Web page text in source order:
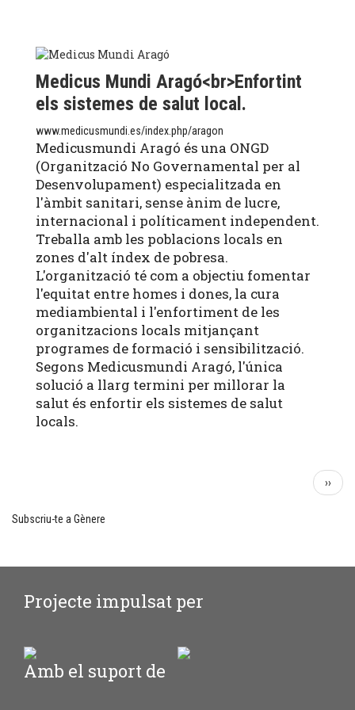
Medicus Mundi Aragó<br>Enfortint
els sistemes de salut local.
www.medicusmundi.es/index.php/aragon
Medicusmundi Aragó és una ONGD
(Organització No Governamental per al
Desenvolupament) especialitzada en
l'àmbit sanitari, sense ànim de lucre,
internacional i políticament independent.
Treballa amb les poblacions locals en
zones d'alt índex de pobresa.
L'organització té com a objectiu fomentar
l'equitat entre homes i dones, la cura
mediambiental i l'enfortiment de les
organitzacions locals mitjançant
programes de formació i sensibilització.
Segons Medicusmundi Aragó, l'única
solució a llarg termini per millorar la
salut és enfortir els sistemes de salut
locals.
Pàgina
››
Subscriu-te a Gènere
Projecte impulsat per
Amb el suport de